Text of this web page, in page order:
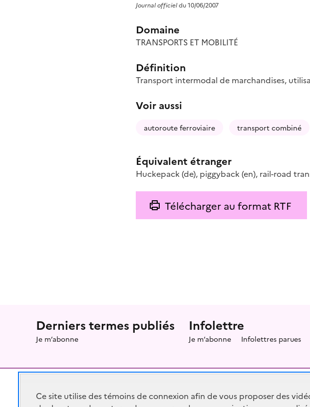
Journal officieldu 10/06/2007
Domaine
TRANSPORTS ET MOBILITÉ
Définition
Transport intermodal de marchandises,
Voir aussi
autoroute ferroviaire transport combiné
Équivalent étranger
Huckepack (de), piggyback (en), rail-road
Télécharger au format RTF
Menu prefooter
Derniers termes publiés
Je m’abonne
Infolettre
Je m’abonne Infolettres parues
Ce site utilise des témoins de connexion afin de vous proposer des